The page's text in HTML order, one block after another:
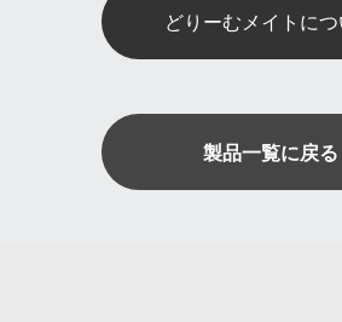
どりーむメイトにつ
製品一覧に戻る